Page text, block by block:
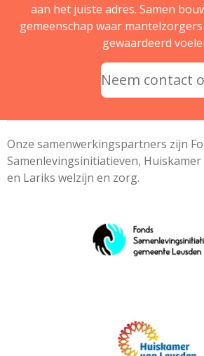
aan het juiste adres. Samen
gemeenschap waar
gewaardeerd
Neem contact
Onze samenwerkingspartners zijn
Samenlevingsinitiatieven, Huiskamer
en Lariks welzijn en zorg.